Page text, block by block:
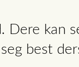
kan
best